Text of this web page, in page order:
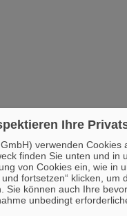
Ihre
verwenden Cookies
finden Sie unten und in
von Cookies ein, wie in
fortsetzen“ klicken, um
Sie können auch Ihre
unbedingt